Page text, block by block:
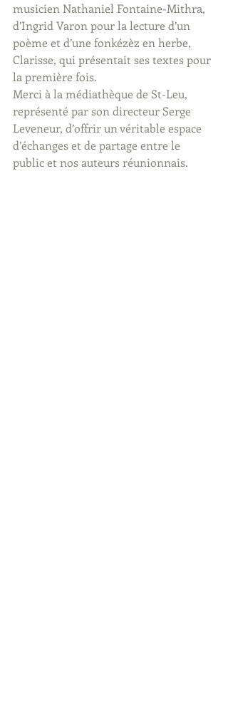
musicien Nathaniel Fontaine-Mithra,
d’Ingrid Varon pour la lecture d’un
poème et d’une fonkézèz en herbe,
Clarisse, qui présentait ses textes pour
la première fois.
Merci à la médiathèque de St-Leu,
représenté par son directeur Serge
Leveneur, d’offrir un véritable espace
d’échanges et de partage entre le
public et nos auteurs réunionnais.